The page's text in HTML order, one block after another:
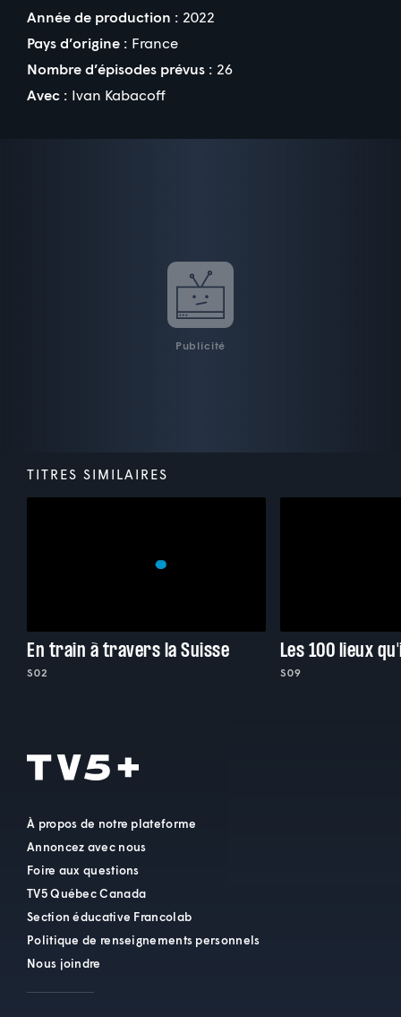
Année de production : 2022
Pays d’origine : France
Nombre d’épisodes prévus : 26
Avec : Ivan Kabacoff
Publicité
TITRES SIMILAIRES
En train à travers la Suisse
S02
Les 100 lieux
S09
À propos de notre plateforme
Annoncez avec nous
Foire aux questions
TV5 Québec Canada
Section éducative Francolab
Politique de renseignements personnels
Nous joindre